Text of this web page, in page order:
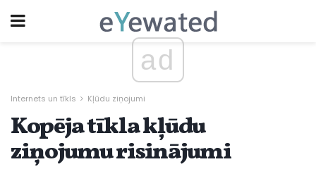
ad
Internets un tīkls Kļūdu ziņojumi
Kopēja tīkla kļūdu
ziņojumu risinājumi